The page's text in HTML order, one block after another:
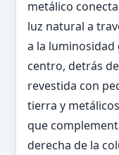
metálico
luz natural a
a la luminosidad
centro, detrás
revestida con
tierra y
que
derecha de la